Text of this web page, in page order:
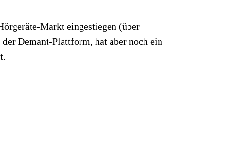
Markt eingestiegen (über
Demant-Plattform, hat aber noch ein